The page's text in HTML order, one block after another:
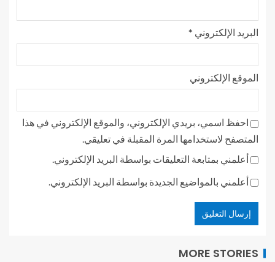
البريد الإلكتروني *
الموقع الإلكتروني
احفظ اسمي، بريدي الإلكتروني، والموقع الإلكتروني في هذا
المتصفح لاستخدامها المرة المقبلة في تعليقي.
أعلمني بمتابعة التعليقات بواسطة البريد الإلكتروني.
أعلمني بالمواضيع الجديدة بواسطة البريد الإلكتروني.
MORE STORIES